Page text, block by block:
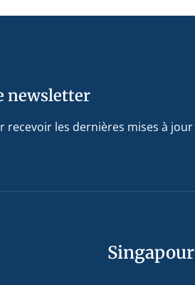
newsletter
les dernières mises à jour
Singapour